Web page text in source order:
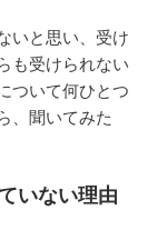
いと思い、受け
も受けられない
ついて何ひとつ
、聞いてみた
いない理由